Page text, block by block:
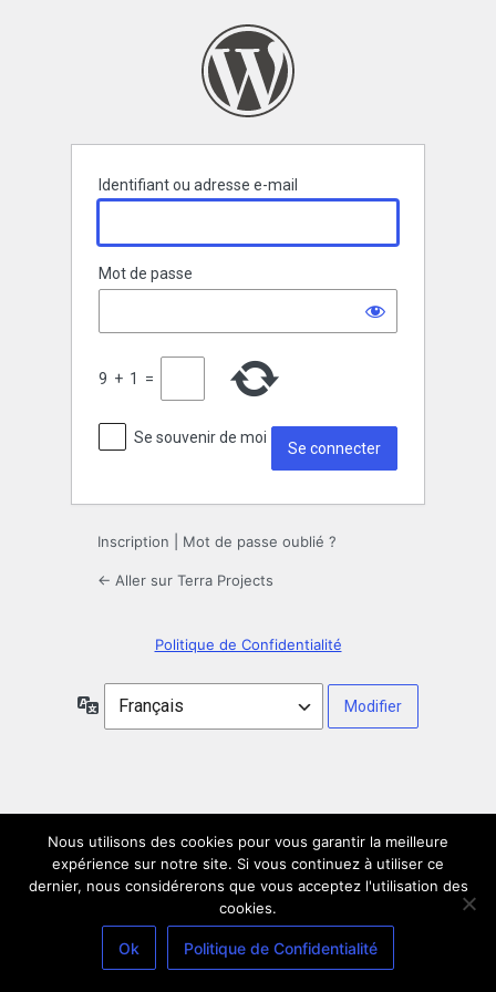
Identifiant ou adresse e-mail
Mot de passe
9 + 1 =
Se souvenir de moi
Inscription Mot de passe oublié ?
← Aller sur Terra Projects
Politique de Confidentialité
Langue
Nous utilisons des cookies pour vous garantir la meilleure
expérience sur notre site. Si vous continuez à utiliser ce
dernier, nous considérerons que vous acceptez l'utilisation des
cookies.
Ok Politique de Confidentialité